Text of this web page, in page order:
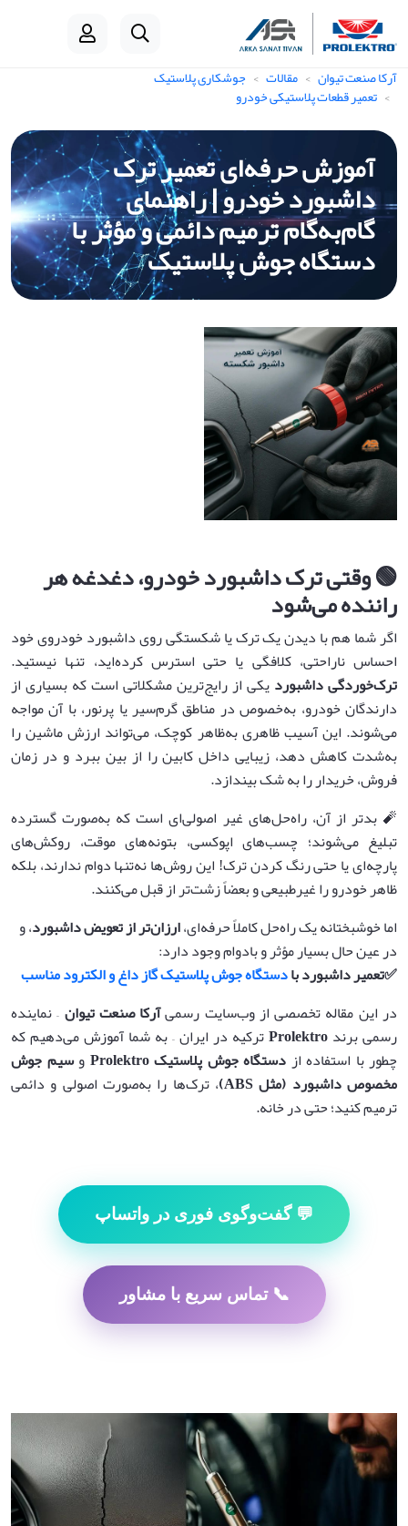
آرکا صنعت تیوان مقالات جوشکاری پلاستیک
تعمیر قطعات پلاستیکی خودرو
آموزش حرفه‌ای تعمیر ترک
داشبورد خودرو | راهنمای
گام‌به‌گام ترمیم دائمی و مؤثر با
دستگاه جوش پلاستیک
🟢وقتی ترک داشبورد خودرو، دغدغه هر
راننده می‌شود
اگر شما هم با دیدن یک ترک یا شکستگی روی داشبورد خودروی خود
احساس ناراحتی، کلافگی یا حتی استرس کرده‌اید، تنها نیستید.
ترک‌خوردگی داشبوردیکی از رایج‌ترین مشکلاتی است که بسیاری از
دارندگان خودرو، به‌خصوص در مناطق گرم‌سیر یا پرنور، با آن مواجه
می‌شوند. این آسیب ظاهری به‌ظاهر کوچک، می‌تواند ارزش ماشین را
به‌شدت کاهش دهد، زیبایی داخل کابین را از بین ببرد و در زمان
فروش، خریدار را به شک بیندازد.
🧨 بدتر از آن، راه‌حل‌های غیر اصولی‌ای است که به‌صورت گسترده
تبلیغ می‌شوند؛ چسب‌های اپوکسی، بتونه‌های موقت، روکش‌های
پارچه‌ای یا حتی رنگ کردن ترک! این روش‌ها نه‌تنها دوام ندارند، بلکه
ظاهر خودرو را غیرطبیعی و بعضاً زشت‌تر از قبل می‌کنند.
اما خوشبختانه یک راه‌حل کاملاً حرفه‌ای،ارزان‌تر از تعویض داشبورد، و
در عین حال بسیار مؤثر و بادوام وجود دارد:
✅تعمیر داشبورد بادستگاه جوش پلاستیک گاز داغ و الکترود مناسب
در این مقاله تخصصی از وب‌سایت رسمیآرکا صنعت تیوان– نماینده
رسمی برندProlektroترکیه در ایران – به شما آموزش می‌دهیم که
چطور با استفاده ازدستگاه جوش پلاستیکProlektro وسیم جوش
مخصوص داشبورد (مثلABS)
، ترک‌ها را به‌صورت اصولی و دائمی
ترمیم کنید؛ حتی در خانه.
💬 گفت‌وگوی فوری در واتساپ
📞 تماس سریع با مشاور